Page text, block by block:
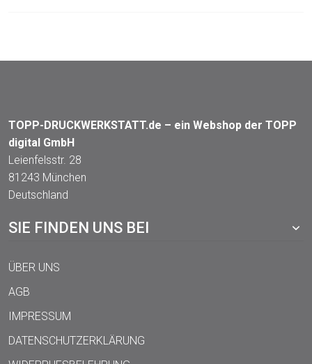
TOPP-DRUCKWERKSTATT.de – ein Webshop der TOPP
digital GmbH
Leienfelsstr. 28
81243 München
Deutschland
SIE FINDEN UNS BEI
ÜBER UNS
AGB
IMPRESSUM
DATENSCHUTZERKLÄRUNG